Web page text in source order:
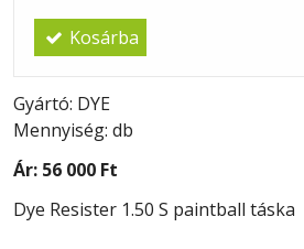
Kosárba
Gyártó: DYE
Mennyiség: db
Ár: 56 000 Ft
Dye Resister 1.50 S paintball táska